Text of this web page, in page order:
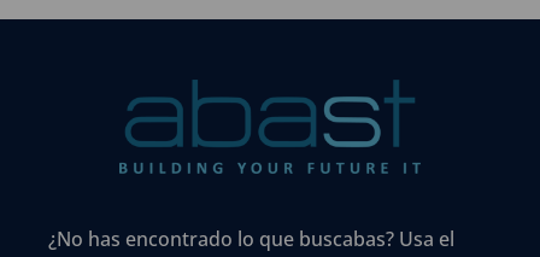
¿No has encontrado lo que buscabas? Usa el